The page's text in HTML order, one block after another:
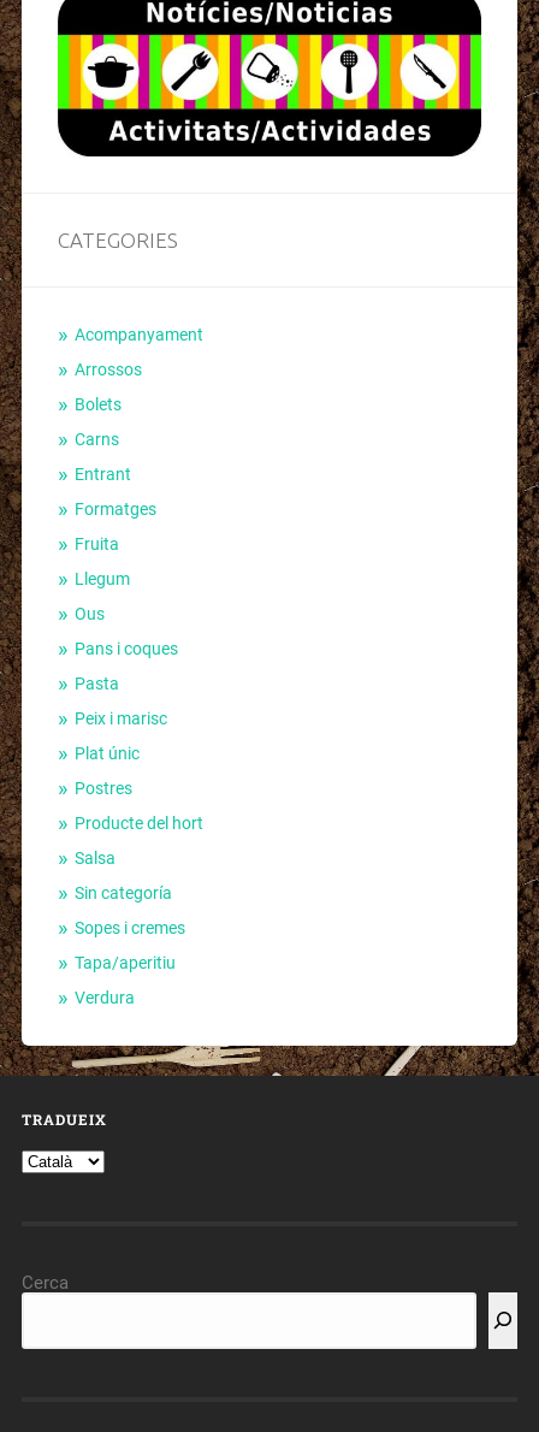
CATEGORIES
Acompanyament
Arrossos
Bolets
Carns
Entrant
Formatges
Fruita
Llegum
Ous
Pans i coques
Pasta
Peix i marisc
Plat únic
Postres
Producte del hort
Salsa
Sin categoría
Sopes i cremes
Tapa/aperitiu
Verdura
TRADUEIX
Cerca